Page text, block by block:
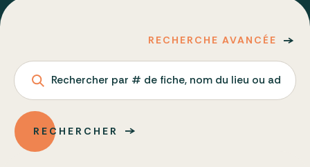
RECHERCHE AVANCÉE
Rechercher par # de fiche, nom du lieu ou adresse
RECHERCHER